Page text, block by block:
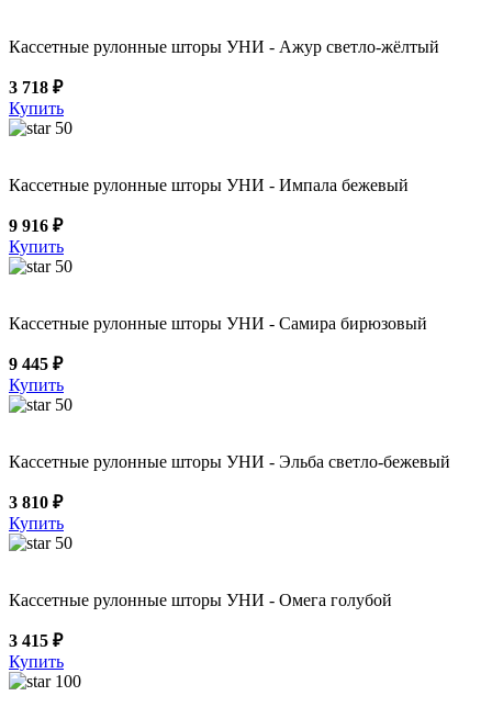
Кассетные рулонные шторы УНИ - Ажур светло-жёлтый
3 718 ₽
Купить
50
Кассетные рулонные шторы УНИ - Импала бежевый
9 916 ₽
Купить
50
Кассетные рулонные шторы УНИ - Самира бирюзовый
9 445 ₽
Купить
50
Кассетные рулонные шторы УНИ - Эльба светло-бежевый
3 810 ₽
Купить
50
Кассетные рулонные шторы УНИ - Омега голубой
3 415 ₽
Купить
100